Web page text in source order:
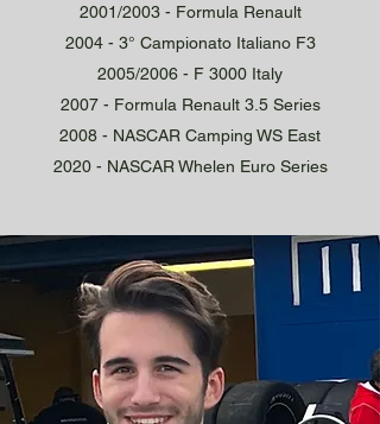
2001/2003 - Formula Renault
2004 - 3° Campionato Italiano F3
2005/2006 - F 3000 Italy
2007 - Formula Renault 3.5 Series
2008 - NASCAR Camping WS East
2020 - NASCAR Whelen Euro Series